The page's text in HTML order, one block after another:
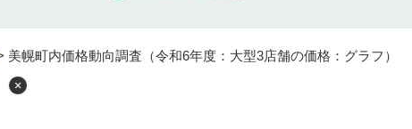
美幌町内価格動向調査（令和6年度：大型3店舗の価格：グラフ）